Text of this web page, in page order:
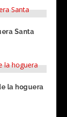
Santa
la hoguera